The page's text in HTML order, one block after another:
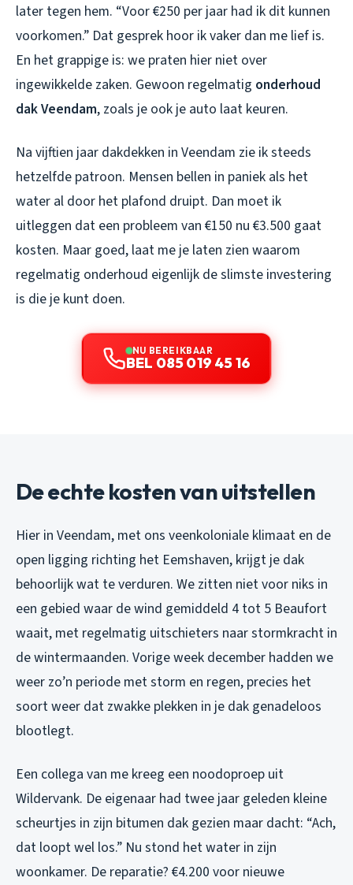
later tegen hem. “Voor €250 per jaar had ik dit kunnen
voorkomen.” Dat gesprek hoor ik vaker dan me lief is.
En het grappige is: we praten hier niet over
ingewikkelde zaken. Gewoon regelmatig onderhoud
dak Veendam, zoals je ook je auto laat keuren.
Na vijftien jaar dakdekken in Veendam zie ik steeds
hetzelfde patroon. Mensen bellen in paniek als het
water al door het plafond druipt. Dan moet ik
uitleggen dat een probleem van €150 nu €3.500 gaat
kosten. Maar goed, laat me je laten zien waarom
regelmatig onderhoud eigenlijk de slimste investering
is die je kunt doen.
NU BEREIKBAAR
BEL 085 019 45 16
De echte kosten van uitstellen
Hier in Veendam, met ons veenkoloniale klimaat en de
open ligging richting het Eemshaven, krijgt je dak
behoorlijk wat te verduren. We zitten niet voor niks in
een gebied waar de wind gemiddeld 4 tot 5 Beaufort
waait, met regelmatig uitschieters naar stormkracht in
de wintermaanden. Vorige week december hadden we
weer zo’n periode met storm en regen, precies het
soort weer dat zwakke plekken in je dak genadeloos
blootlegt.
Een collega van me kreeg een noodoproep uit
Wildervank. De eigenaar had twee jaar geleden kleine
scheurtjes in zijn bitumen dak gezien maar dacht: “Ach,
dat loopt wel los.” Nu stond het water in zijn
woonkamer. De reparatie? €4.200 voor nieuwe